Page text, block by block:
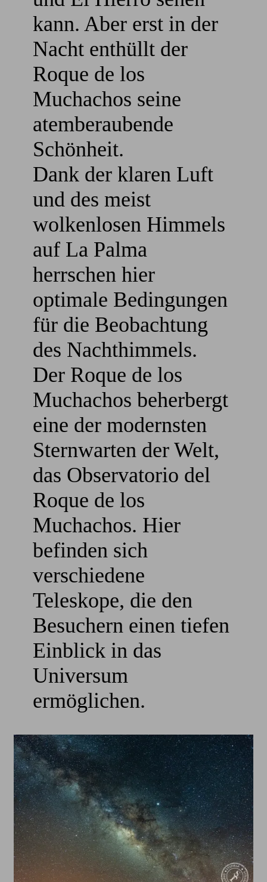
kann. Aber erst in der
Nacht enthüllt der
Roque de los
Muchachos seine
atemberaubende
Schönheit.
Dank der klaren Luft
und des meist
wolkenlosen Himmels
auf La Palma
herrschen hier
optimale Bedingungen
für die Beobachtung
des Nachthimmels.
Der Roque de los
Muchachos beherbergt
eine der modernsten
Sternwarten der Welt,
das Observatorio del
Roque de los
Muchachos. Hier
befinden sich
verschiedene
Teleskope, die den
Besuchern einen tiefen
Einblick in das
Universum
ermöglichen.